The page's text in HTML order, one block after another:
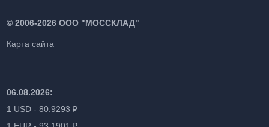
©2006-2026 ООО "МОССКЛАД"
Карта сайта
06.08.2026:
1 USD - 80.9293 ₽